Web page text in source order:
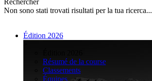
Rechercher
Non sono stati trovati risultati per la tua ricerca...
Édition 2026
Résumé de la course
Classements
Équipes